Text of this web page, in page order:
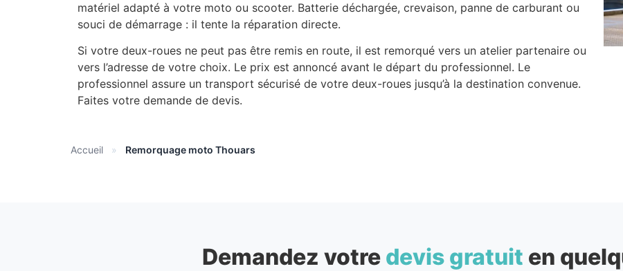
matériel adapté à votre moto ou scooter. Batterie déchargée, crevaison, panne de carburant ou
souci de démarrage : il tente la réparation directe.
Si votre deux-roues ne peut pas être remis en route, il est remorqué vers un atelier partenaire ou
vers l’adresse de votre choix. Le prix est annoncé avant le départ du professionnel. Le
professionnel assure un transport sécurisé de votre deux-roues jusqu’à la destination convenue.
Faites votre demande de devis.
Accueil » Remorquage moto Thouars
Demandez votre devis gratuit en